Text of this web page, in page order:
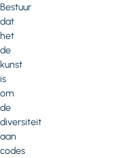
Bestuur
dat
het
de
kunst
is
om
de
diversiteit
aan
codes